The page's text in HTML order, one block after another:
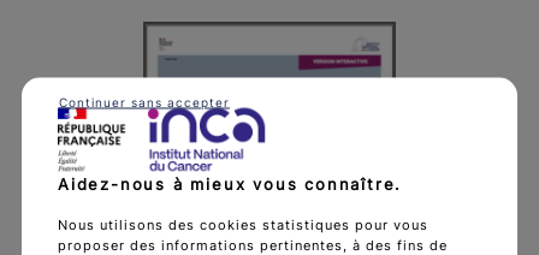
Aidez-nous à mieux vous connaître.
Nous utilisons des cookies statistiques pour vous
proposer des informations pertinentes, à des fins de
Continuer sans accepter